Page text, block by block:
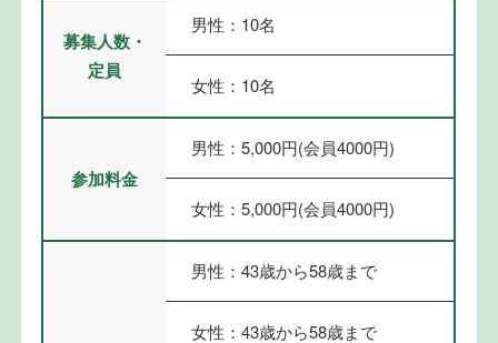
募集人数・
定員
男性：10名
女性：10名
参加料金
男性：5,000円(会員4000円)
女性：5,000円(会員4000円)
男性：43歳から58歳まで
女性：43歳から58歳まで